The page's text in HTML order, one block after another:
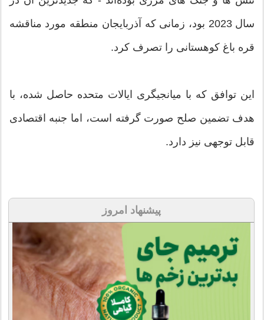
سال 2023 بود، زمانی که آذربایجان منطقه مورد مناقشه
قره باغ کوهستانی را تصرف کرد.
این توافق که با میانجیگری ایالات متحده حاصل شده، با
هدف تضمین صلح صورت گرفته است، اما جنبه اقتصادی
قابل توجهی نیز دارد.
پیشنهاد امروز